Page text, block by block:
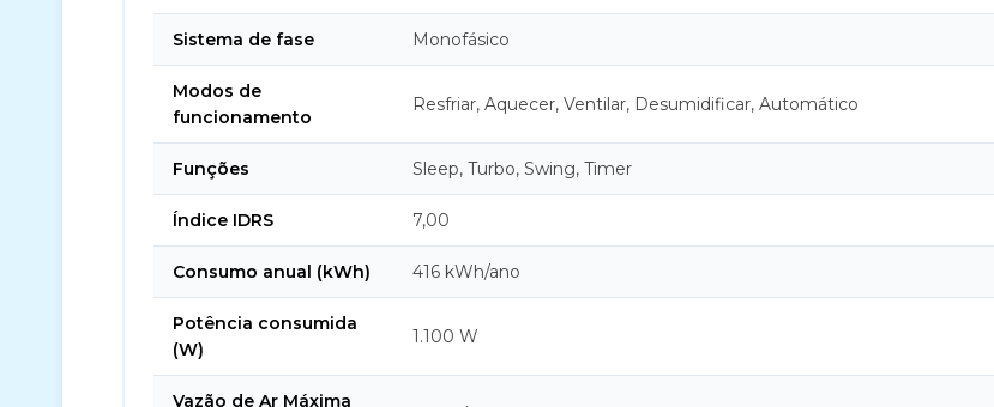
Sistema de fase Monofásico
Modos de
funcionamento
Resfriar, Aquecer, Ventilar, Desumidificar, Automático
Funções Sleep, Turbo, Swing, Timer
Índice IDRS 7,00
Consumo anual (kWh) 416 kWh/ano
Potência consumida
(W)
1.100 W
Vazão de Ar Máxima